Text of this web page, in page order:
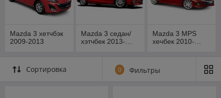
Mazda 3 хетчбэк
2009-2013
Mazda 3 седан/
хэтчбек 2013-…
Mazda 3 MPS
хечбек 2010-…
Сортировка 0 Фильтры